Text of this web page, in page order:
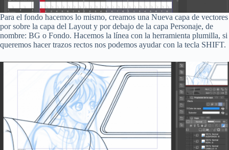
Para el fondo hacemos lo mismo, creamos una Nueva capa de vectores
por sobre la capa del Layout y por debajo de la capa Personaje, de
nombre: BG o Fondo. Hacemos la línea con la herramienta plumilla, si
queremos hacer trazos rectos nos podemos ayudar con la tecla SHIFT.